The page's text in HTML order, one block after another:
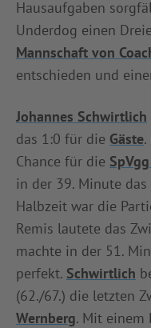
Hausaufgaben
Underdog einen
Mannschaft von
entschieden und
Johannes Schwirtlich
das 1:0 für die Gäste.
Chance für die
in der 39. Minute
Halbzeit war die
Remis lautete das
machte in der 51.
perfekt. Schwirtlich
(62./67.) die letzten
Wernberg. Mit einem